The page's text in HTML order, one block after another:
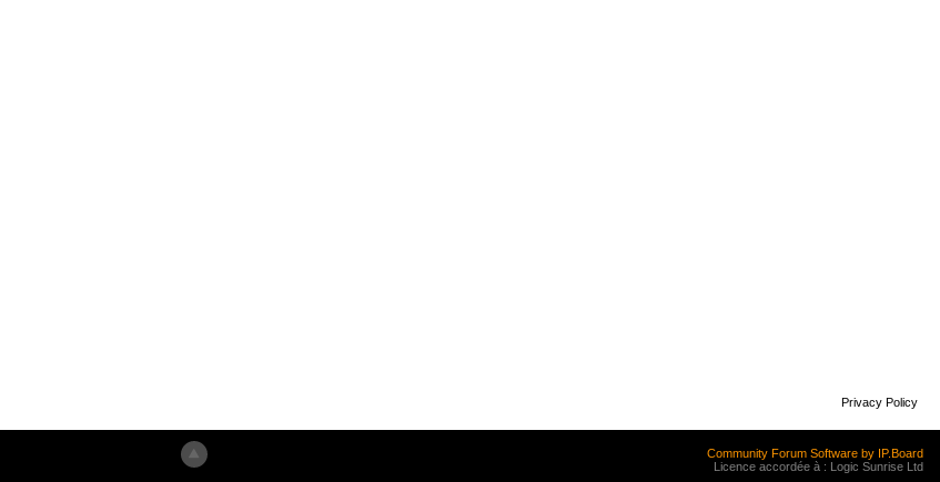
Privacy Policy
Community Forum Software by IP.Board
Licence accordée à : Logic Sunrise Ltd